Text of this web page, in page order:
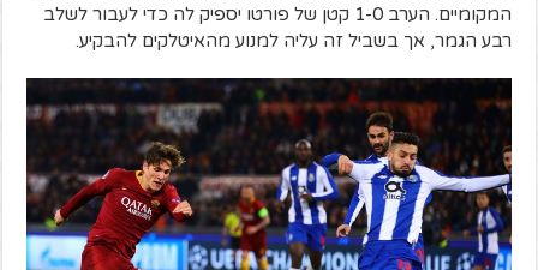
המקומיים. הערב 1-0 קטן של פורטו יספיק לה כדי לעבור לשלב
רבע הגמר, אך בשביל זה עליה למנוע מהאיטלקים להבקיע.